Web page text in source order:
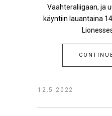
Vaahteraliigaan, ja
käyntiin lauantaina
12.5.2022